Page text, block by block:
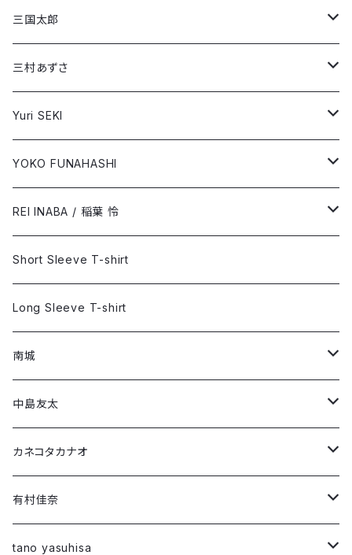
YOKO FUNAHASHI
REI INABA / 稲葉 怜
Long Sleeve T-shirt
Short Sleeve T-shirt
Long Sleeve T-shirt
三国太郎
Short Sleeve T-shirt
Long Sleeve T-shirt
三村あずさ
Short Sleeve T-shirt
Long Sleeve T-shirt
「ブルーサイド」
「あなたの癒し」
Yuri SEKI
Short Sleeve T-shirt
Long Sleeve T-shirt
YOKO FUNAHASHI
Short Sleeve T-shirt
Long Sleeve T-shirt
REI INABA / 稲葉 怜
Short Sleeve T-shirt
Long Sleeve T-shirt
Short Sleeve T-shirt
Long Sleeve T-shirt
南城
Short Sleeve T-shirt
Long Sleeve T-shirt
中島友太
Short Sleeve T-shirt
Long Sleeve T-shirt
第1弾コラボ
カネコタカナオ
Short Sleeve T-shirt
Long Sleeve T-shirt
有村佳奈
Short Sleeve T-shirt
tano yasuhisa